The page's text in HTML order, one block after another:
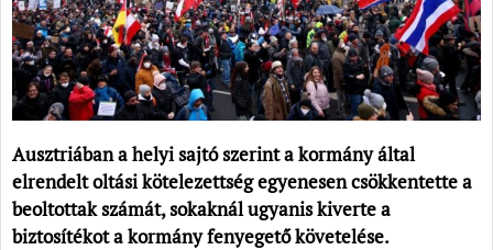
Ausztriában a helyi sajtó szerint a kormány által
elrendelt oltási kötelezettség egyenesen csökkentette a
beoltottak számát, sokaknál ugyanis kiverte a
biztosítékot a kormány fenyegető követelése.